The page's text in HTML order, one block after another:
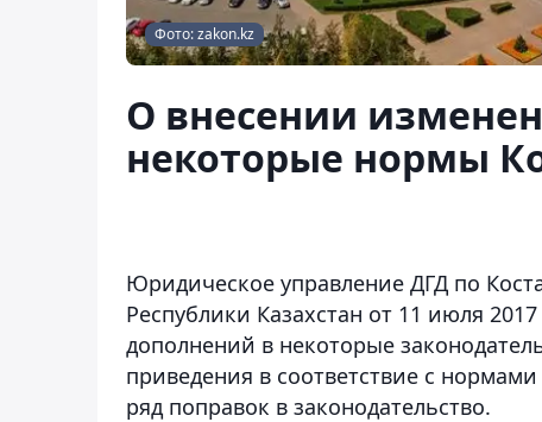
Фото: zakon.kz
О внесении
некоторые нормы
Юридическое управление ДГД по
Республики Казахстан от 11 июля
дополнений в некоторые
приведения в соответствие с
ряд поправок в законодательство.